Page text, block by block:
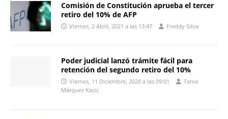
Comisión de Constitución aprueba el tercer
retiro del 10% de AFP
Viernes, 2 Abril, 2021 a las 13:47 Freddy Silva
Poder judicial lanzó trámite fácil para
retención del segundo retiro del 10%
Viernes, 11 Diciembre, 2020 a las 09:01
Tania
Márquez Kacic